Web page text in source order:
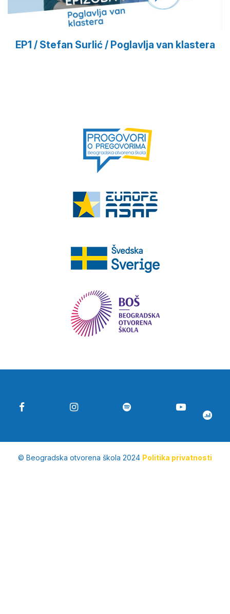
EP1 / Stefan Surlić / Poglavlja van klastera
© Beogradska otvorena škola 2024 Politika privatnosti